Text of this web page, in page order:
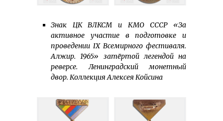
Знак ЦК ВЛКСМ и КМО СССР «За
активное участие в подготовке и
проведении IX Всемирного фестиваля.
Алжир. 1965» затёртой легендой на
реверсе. Ленинградский монетный
двор. Коллекция Алексея Койсина